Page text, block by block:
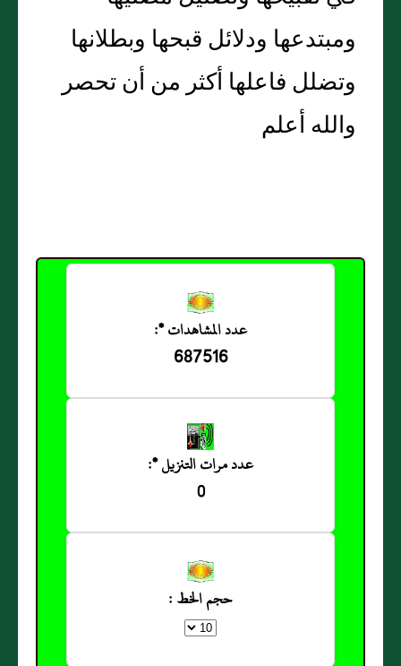
ومبتدعها ودلائل قبحها وبطلانها
وتضلل فاعلها أكثر من أن تحصر
والله أعلم
عدد المشاهدات *:
687516
عدد مرات التنزيل *:
0
حجم الخط :